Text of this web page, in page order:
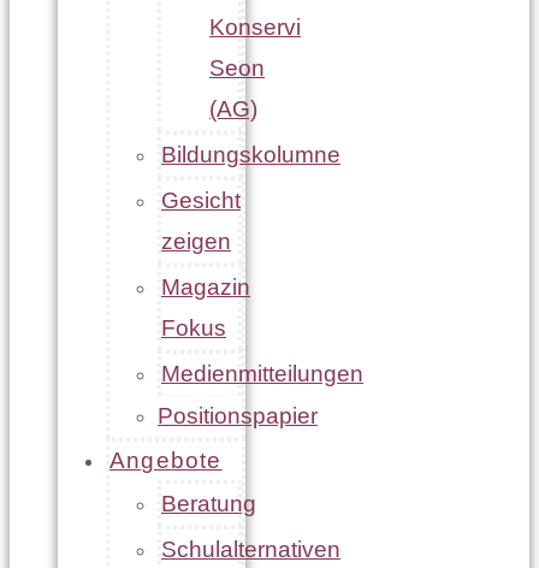
Konservi
Seon
(AG)
Bildungskolumne
Gesicht
zeigen
Magazin
Fokus
Medienmitteilungen
Positionspapier
Angebote
Beratung
Schulalternativen